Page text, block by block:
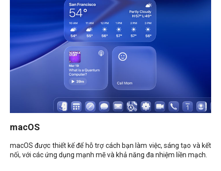
macOS
macOS được thiết kế để hỗ trợ cách bạn làm việc, sáng tạo và kết
nối, với các ứng dụng mạnh mẽ và khả năng đa nhiệm liền mạch.